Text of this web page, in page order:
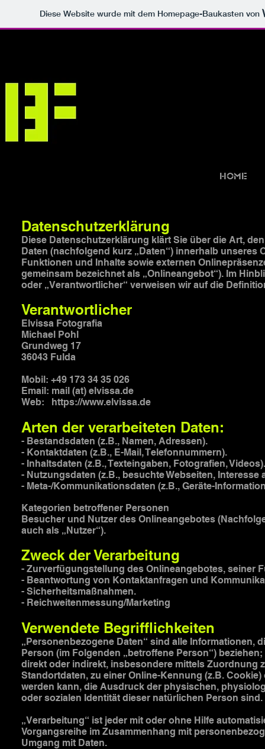
Diese Website wurde mit dem Homepage-Baukasten von
home
Datenschutzerklärung
Diese Datenschutzerklärung klärt Sie über die Art,
Daten (nachfolgend kurz „Daten“) innerhalb
Funktionen und Inhalte sowie externen
gemeinsam bezeichnet als „Onlineangebot“). Im
oder „Verantwortlicher“ verweisen wir auf die
Verantwortlicher
Elvissa Fotografia
Michael Pohl
Grundweg 17
36043 Fulda
Mobil: +49 173 34 35 026
Email: mail (at) elvissa.de
Web: https://www.elvissa.de
Arten der verarbeiteten Daten:
- Bestandsdaten (z.B., Namen, Adressen).
- Kontaktdaten (z.B., E-Mail, Telefonnummern).
- Inhaltsdaten (z.B., Texteingaben, Fotografien, Videos).
- Nutzungsdaten (z.B., besuchte Webseiten, Interesse
- Meta-/Kommunikationsdaten (z.B., Geräte-
Kategorien betroffener Personen
Besucher und Nutzer des Onlineangebotes
auch als „Nutzer“).
Zweck der Verarbeitung
- Zurverfügungstellung des Onlineangebotes, seiner
- Beantwortung von Kontaktanfragen und
- Sicherheitsmaßnahmen.
- Reichweitenmessung/Marketing
Verwendete Begrifflichkeiten
„Personenbezogene Daten“ sind alle Informationen,
Person (im Folgenden „betroffene Person“)
direkt oder indirekt, insbesondere mittels Zuordnung
Standortdaten, zu einer Online-Kennung (z.B.
werden kann, die Ausdruck der physischen,
oder sozialen Identität dieser natürlichen Person sind.
„Verarbeitung“ ist jeder mit oder ohne Hilfe
Vorgangsreihe im Zusammenhang mit
Umgang mit Daten.